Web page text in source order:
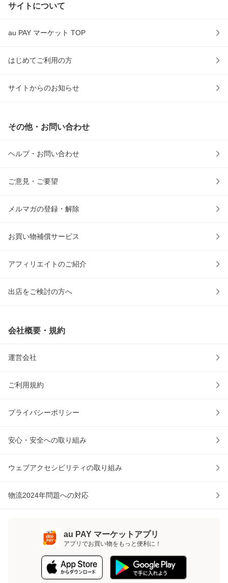
サイトについて
au PAY マーケット TOP
はじめてご利用の方
サイトからのお知らせ
その他・お問い合わせ
ヘルプ・お問い合わせ
ご意見・ご要望
メルマガの登録・解除
お買い物補償サービス
アフィリエイトのご紹介
出店をご検討の方へ
会社概要・規約
運営会社
ご利用規約
プライバシーポリシー
安心・安全への取り組み
ウェブアクセシビリティの取り組み
物流2024年問題への対応
au PAY マーケットアプリ
アプリでお買い物をもっと便利に！